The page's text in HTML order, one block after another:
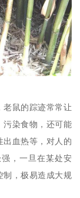
老鼠的踪迹常常让
污染食物，还可能
出血热等，对人的
，一旦在某处安
制，极易造成大规